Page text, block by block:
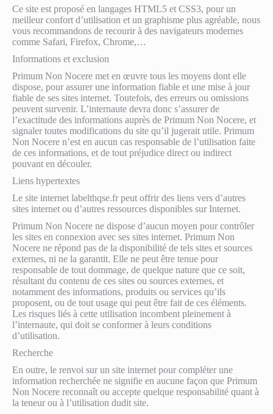
Ce site est proposé en langages HTML5 et CSS3, pour un
meilleur confort d’utilisation et un graphisme plus agréable, nous
vous recommandons de recourir à des navigateurs modernes
comme Safari, Firefox, Chrome,…
Informations et exclusion
Primum Non Nocere met en œuvre tous les moyens dont elle
dispose, pour assurer une information fiable et une mise à jour
fiable de ses sites internet. Toutefois, des erreurs ou omissions
peuvent survenir. L’internaute devra donc s’assurer de
l’exactitude des informations auprès de Primum Non Nocere, et
signaler toutes modifications du site qu’il jugerait utile. Primum
Non Nocere n’est en aucun cas responsable de l’utilisation faite
de ces informations, et de tout préjudice direct ou indirect
pouvant en découler.
Liens hypertextes
Le site internet labelthqse.fr peut offrir des liens vers d’autres
sites internet ou d’autres ressources disponibles sur Internet.
Primum Non Nocere ne dispose d’aucun moyen pour contrôler
les sites en connexion avec ses sites internet. Primum Non
Nocere ne répond pas de la disponibilité de tels sites et sources
externes, ni ne la garantit. Elle ne peut être tenue pour
responsable de tout dommage, de quelque nature que ce soit,
résultant du contenu de ces sites ou sources externes, et
notamment des informations, produits ou services qu’ils
proposent, ou de tout usage qui peut être fait de ces éléments.
Les risques liés à cette utilisation incombent pleinement à
l’internaute, qui doit se conformer à leurs conditions
d’utilisation.
Recherche
En outre, le renvoi sur un site internet pour compléter une
information recherchée ne signifie en aucune façon que Primum
Non Nocere reconnaît ou accepte quelque responsabilité quant à
la teneur ou à l’utilisation dudit site.